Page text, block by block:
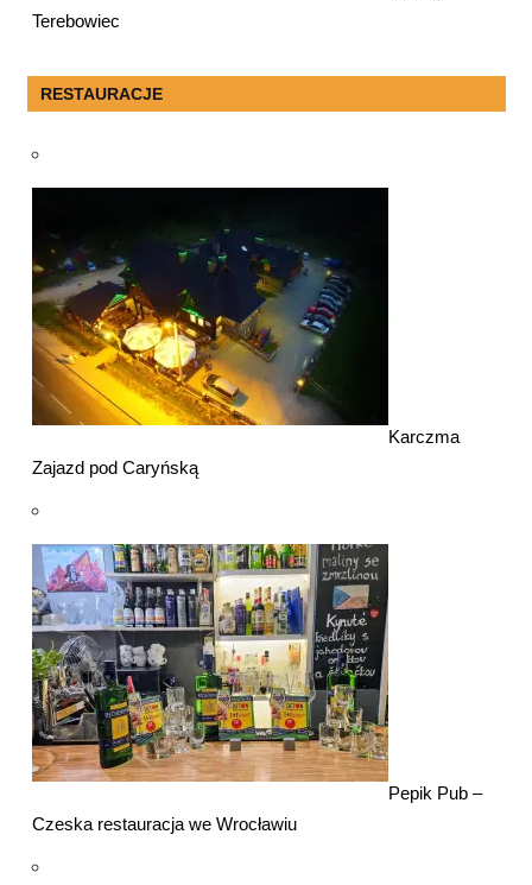
Terebowiec
RESTAURACJE
Karczma
Zajazd pod Caryńską
Pepik Pub –
Czeska restauracja we Wrocławiu